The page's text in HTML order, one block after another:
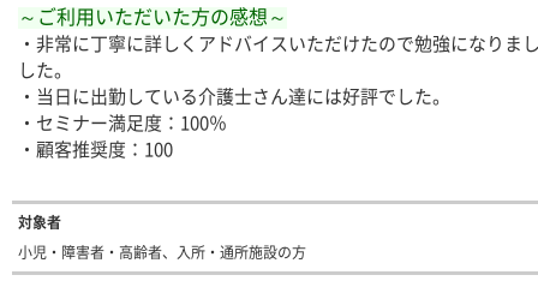
～ご利用いただいた方の感想～
・非常に丁寧に詳しくアドバイスいただけたので勉強になりま
した。
・当日に出勤している介護士さん達には好評でした。
・セミナー満足度：100％
・顧客推奨度：100
対象者
小児・障害者・高齢者、入所・通所施設の方